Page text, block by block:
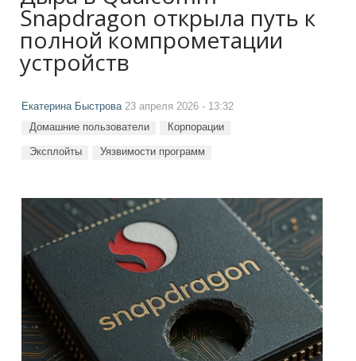
Snapdragon открыла путь к
полной компрометации
устройств
Екатерина Быстрова23 апреля 2026 - 13:32
Домашние пользователи Корпорации
Эксплойты Уязвимости программ